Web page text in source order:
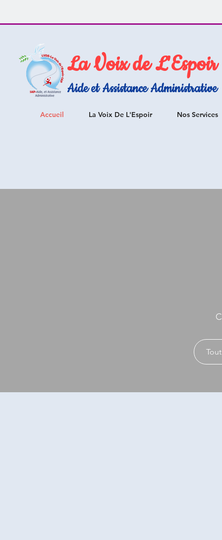
La Voix de L'Espoir
Aide et Assistance Administrative
Accueil La Voix De L'Espoir Nos Services